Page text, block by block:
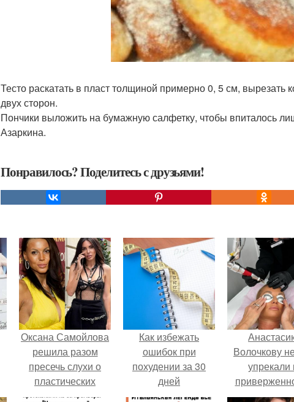
Тесто раскатать в пласт толщиной примерно 0, 5 см, вырезать
двух сторон.
Пончики выложить на бумажную салфетку, чтобы впиталось
Азаркина.
Понравилось? Поделитесь с друзьями!
Оксана Самойлова
решила разом
пресечь слухи о
пластических
операциях и
Как избежать
ошибок при
похудении за 30
дней
Волочкову
упрекали
устаревшим